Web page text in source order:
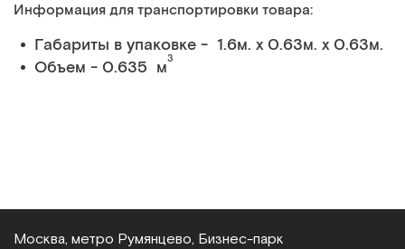
Информация для транспортировки товара:
Габариты в упаковке - 1.6м. x 0.63м. x 0.63м.
Объем - 0.635 м3
Москва, метро Румянцево, Бизнес‑парк